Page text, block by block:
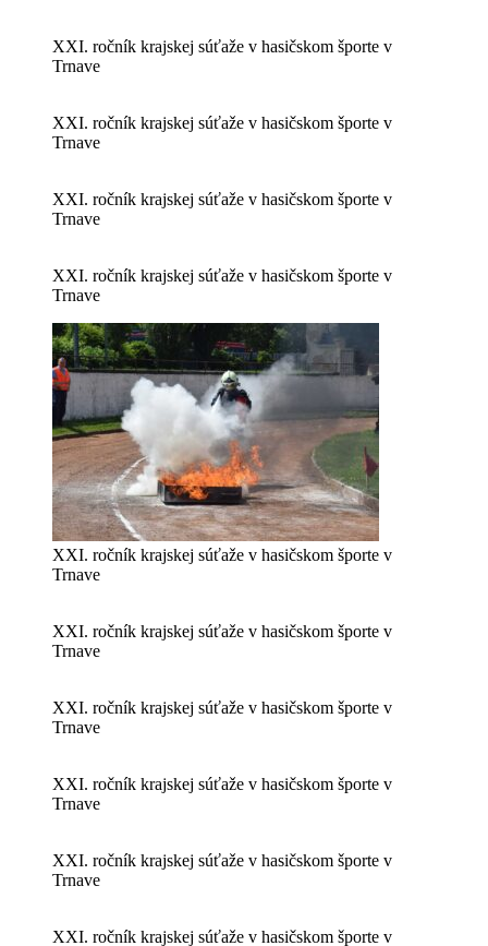
XXI. ročník krajskej súťaže v hasičskom športe v
Trnave
XXI. ročník krajskej súťaže v hasičskom športe v
Trnave
XXI. ročník krajskej súťaže v hasičskom športe v
Trnave
XXI. ročník krajskej súťaže v hasičskom športe v
Trnave
XXI. ročník krajskej súťaže v hasičskom športe v
Trnave
XXI. ročník krajskej súťaže v hasičskom športe v
Trnave
XXI. ročník krajskej súťaže v hasičskom športe v
Trnave
XXI. ročník krajskej súťaže v hasičskom športe v
Trnave
XXI. ročník krajskej súťaže v hasičskom športe v
Trnave
XXI. ročník krajskej súťaže v hasičskom športe v